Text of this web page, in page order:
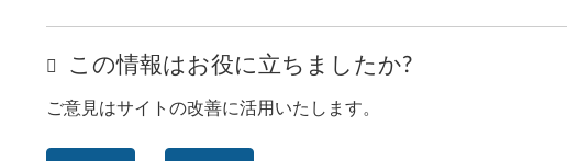
この情報はお役に立ちましたか?
ご意見はサイトの改善に活用いたします。